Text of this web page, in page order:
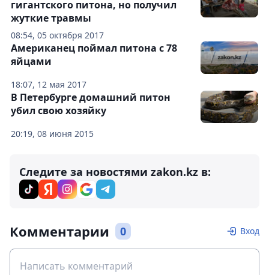
08:54, 05 октября 2017
гигантского питона, но получил
жуткие травмы
18:07, 12 мая 2017
Американец поймал питона с 78
яйцами
20:19, 08 июня 2015
В Петербурге домашний питон
убил свою хозяйку
Следите за новостями zakon.kz в:
Комментарии 0 Вход